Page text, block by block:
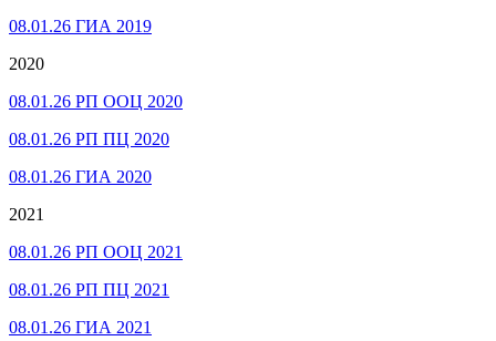
08.01.26 ГИА 2019
2020
08.01.26 РП ООЦ 2020
08.01.26 РП ПЦ 2020
08.01.26 ГИА 2020
2021
08.01.26 РП ООЦ 2021
08.01.26 РП ПЦ 2021
08.01.26 ГИА 2021